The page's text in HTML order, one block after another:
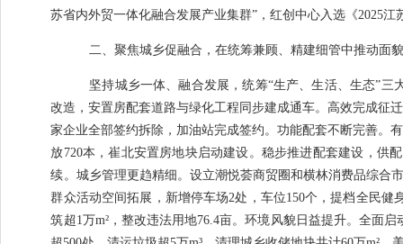
苏省内外贸一体化融合发展产业集群” ，红创中心入选《2025江
二、聚焦城乡促融合，在统筹兼顾、精建细管中推动面
坚持城乡一体、融合发展，统筹“生产、生活、生态”三
改造，安置房配套道路与绿化工程同步建成通车。高效完成征
家企业全部签约拆除，加油站完成签约。功能配套不断完善。
放720本，崔北安置房地块启动建设。稳步推进配套建设 ， 供
续。 城乡管理更趋精细。 设立潮悦荟商贸圈和横林消费品综合
群众活动空间拓展，新增停车场2处，车位150个，提档全民健
筑超 1万m²，整改违法用地76.4亩。环境风貌日益提升。 全面启